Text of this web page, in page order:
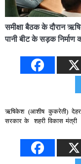
समीक्षा बैठक के दौरान
पानी बीट के सड़क निर्माण
ऋषिकेश (आशीष कुकरेती)
सरकार के शहरी विकास